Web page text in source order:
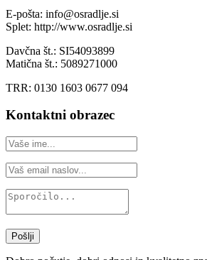
E-pošta: info@osradlje.si
Splet: http://www.osradlje.si
Davčna št.: SI54093899
Matična št.: 5089271000
TRR: 0130 1603 0677 094
Kontaktni obrazec
Pošlji